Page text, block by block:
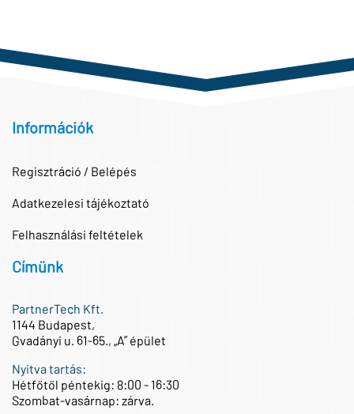
Információk
Regisztráció / Belépés
Adatkezelesi tájékoztató
Felhasználási feltételek
Címünk
PartnerTech Kft.
1144 Budapest,
Gvadányi u. 61-65., „A” épület
Nyitva tartás:
Hétfőtől péntekig: 8:00 - 16:30
Szombat-vasárnap: zárva.